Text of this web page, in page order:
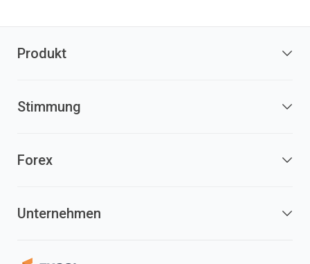
Produkt
Stimmung
Forex
Unternehmen